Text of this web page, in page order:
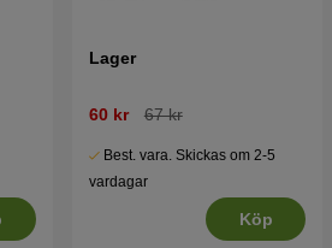
Lager
60 kr 67 kr
Best. vara. Skickas om 2-5
vardagar
Köp